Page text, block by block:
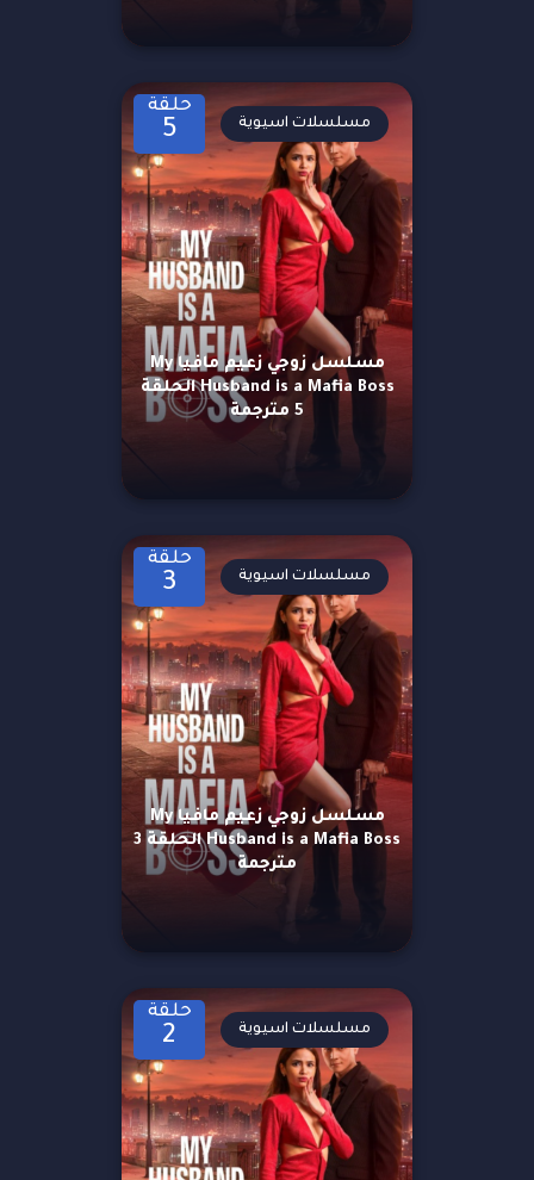
حلقة
5
مسلسل زوجي زعيم مافيا My
Husband is a Mafia Boss الحلقة
5 مترجمة
مسلسلات اسيوية
حلقة
3
مسلسل زوجي زعيم مافيا My
Husband is a Mafia Boss الحلقة 3
مترجمة
مسلسلات اسيوية
حلقة
2 مسلسلات اسيوية